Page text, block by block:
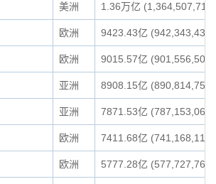
美洲 1.36万亿
欧洲 9423.43亿
欧洲 9015.57亿
亚洲 8908.15亿
亚洲 7871.53亿
欧洲 7411.68亿
欧洲 5777.28亿